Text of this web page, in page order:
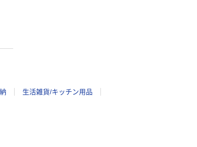
生活雑貨/キッチン用品